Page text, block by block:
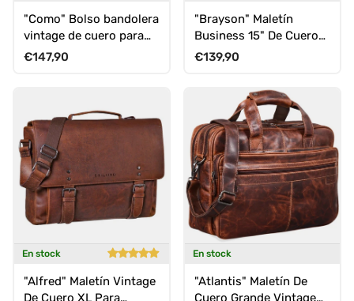
"Como" Bolso bandolera
vintage de cuero para
hombre
Precio normal
€147,90
"Brayson" Maletín
Business 15" De Cuero
Para Laptop Ejecutiva
Precio normal
€139,90
En stock
"Alfred" Maletín Vintage
De Cuero XL Para
En stock
"Atlantis" Maletín De
Cuero Grande Vintage